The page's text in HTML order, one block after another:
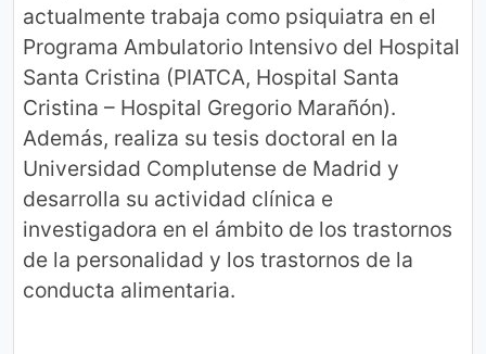
actualmente trabaja como psiquiatra en el
Programa Ambulatorio Intensivo del Hospital
Santa Cristina (PIATCA, Hospital Santa
Cristina – Hospital Gregorio Marañón).
Además, realiza su tesis doctoral en la
Universidad Complutense de Madrid y
desarrolla su actividad clínica e
investigadora en el ámbito de los trastornos
de la personalidad y los trastornos de la
conducta alimentaria.